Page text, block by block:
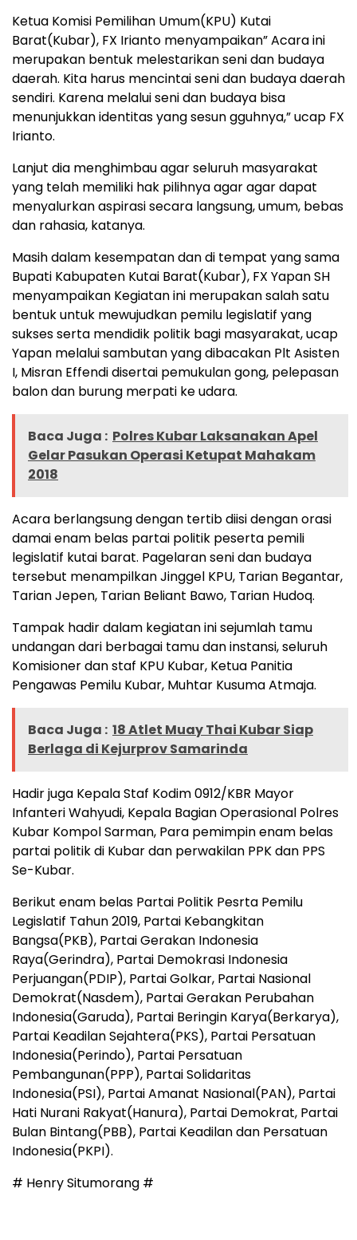
Ketua Komisi Pemilihan Umum(KPU) Kutai
Barat(Kubar), FX Irianto menyampaikan” Acara ini
merupakan bentuk melestarikan seni dan budaya
daerah. Kita harus mencintai seni dan budaya daerah
sendiri. Karena melalui seni dan budaya bisa
menunjukkan identitas yang sesun gguhnya,” ucap FX
Irianto.
Lanjut dia menghimbau agar seluruh masyarakat
yang telah memiliki hak pilihnya agar agar dapat
menyalurkan aspirasi secara langsung, umum, bebas
dan rahasia, katanya.
Masih dalam kesempatan dan di tempat yang sama
Bupati Kabupaten Kutai Barat(Kubar), FX Yapan SH
menyampaikan Kegiatan ini merupakan salah satu
bentuk untuk mewujudkan pemilu legislatif yang
sukses serta mendidik politik bagi masyarakat, ucap
Yapan melalui sambutan yang dibacakan Plt Asisten
I, Misran Effendi disertai pemukulan gong, pelepasan
balon dan burung merpati ke udara.
Baca Juga : Polres Kubar Laksanakan Apel
Gelar Pasukan Operasi Ketupat Mahakam
2018
Acara berlangsung dengan tertib diisi dengan orasi
damai enam belas partai politik peserta pemili
legislatif kutai barat. Pagelaran seni dan budaya
tersebut menampilkan Jinggel KPU, Tarian Begantar,
Tarian Jepen, Tarian Beliant Bawo, Tarian Hudoq.
Tampak hadir dalam kegiatan ini sejumlah tamu
undangan dari berbagai tamu dan instansi, seluruh
Komisioner dan staf KPU Kubar, Ketua Panitia
Pengawas Pemilu Kubar, Muhtar Kusuma Atmaja.
Baca Juga : 18 Atlet Muay Thai Kubar Siap
Berlaga di Kejurprov Samarinda
Hadir juga Kepala Staf Kodim 0912/KBR Mayor
Infanteri Wahyudi, Kepala Bagian Operasional Polres
Kubar Kompol Sarman, Para pemimpin enam belas
partai politik di Kubar dan perwakilan PPK dan PPS
Se-Kubar.
Berikut enam belas Partai Politik Pesrta Pemilu
Legislatif Tahun 2019, Partai Kebangkitan
Bangsa(PKB), Partai Gerakan Indonesia
Raya(Gerindra), Partai Demokrasi Indonesia
Perjuangan(PDIP), Partai Golkar, Partai Nasional
Demokrat(Nasdem), Partai Gerakan Perubahan
Indonesia(Garuda), Partai Beringin Karya(Berkarya),
Partai Keadilan Sejahtera(PKS), Partai Persatuan
Indonesia(Perindo), Partai Persatuan
Pembangunan(PPP), Partai Solidaritas
Indonesia(PSI), Partai Amanat Nasional(PAN), Partai
Hati Nurani Rakyat(Hanura), Partai Demokrat, Partai
Bulan Bintang(PBB), Partai Keadilan dan Persatuan
Indonesia(PKPI).
# Henry Situmorang #